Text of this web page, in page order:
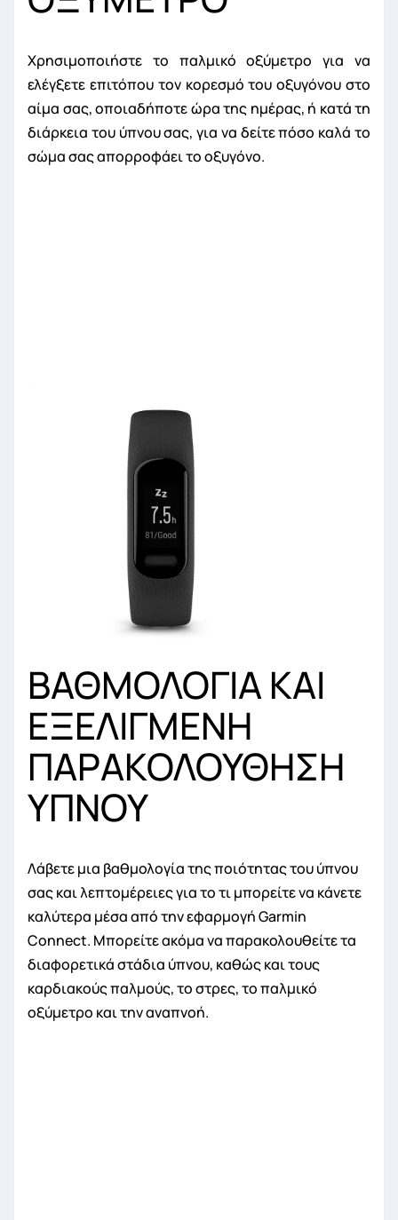
Χρησιμοποιήστε το παλμικό οξύμετρο για να
ελέγξετε επιτόπου τον κορεσμό του οξυγόνου στο
αίμα σας, οποιαδήποτε ώρα της ημέρας, ή κατά τη
διάρκεια του ύπνου σας, για να δείτε πόσο καλά το
σώμα σας απορροφάει το οξυγόνο.
ΒΑΘΜΟΛΟΓΙΑ ΚΑΙ
ΕΞΕΛΙΓΜΕΝΗ
ΠΑΡΑΚΟΛΟΥΘΗΣΗ
ΥΠΝΟΥ
Λάβετε μια βαθμολογία της ποιότητας του ύπνου
σας και λεπτομέρειες για το τι μπορείτε να κάνετε
καλύτερα μέσα από την εφαρμογή Garmin
Connect. Μπορείτε ακόμα να παρακολουθείτε τα
διαφορετικά στάδια ύπνου, καθώς και τους
καρδιακούς παλμούς, το στρες, το παλμικό
οξύμετρο και την αναπνοή.